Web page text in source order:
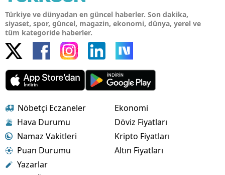
Türkiye ve dünyadan en güncel haberler. Son dakika,
siyaset, spor, güncel, magazin, ekonomi, dünya, yerel ve
tüm kategoride haberler.
Nöbetçi Eczaneler
Hava Durumu
Namaz Vakitleri
Puan Durumu
Yazarlar
Ekonomi
Döviz Fiyatları
Kripto Fiyatları
Altın Fiyatları